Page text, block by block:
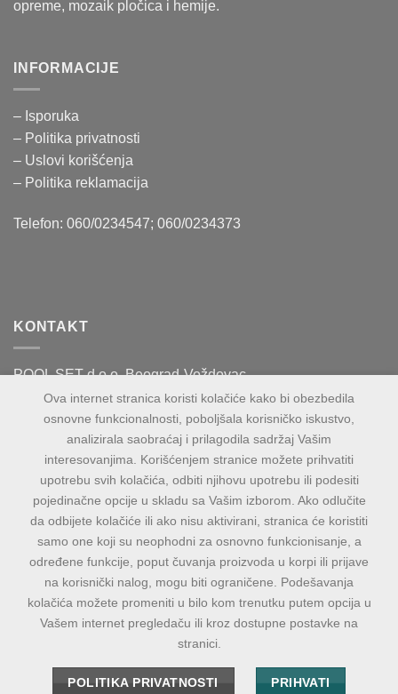
opreme, mozaik pločica i hemije.
INFORMACIJE
– Isporuka
– Politika privatnosti
– Uslovi korišćenja
– Politika reklamacija
Telefon: 060/0234547; 060/0234373
KONTAKT
POOL SET d.o.o. Beograd-Voždovac
Vase Čarapića 60
PIB:109943100
MB:21271853
Maloprodaja
Paunova 24, TC Banjica, Beograd
suteren, lokal 038
Prihvatamo sve validno prezentovane platne kartice: MasterCard,
Maestro, Visa i DinaCard
Izrada web prodavnice: SAJT19
Ova internet stranica koristi kolačiće kako bi obezbedila
osnovne funkcionalnosti, poboljšala korisničko iskustvo,
analizirala saobraćaj i prilagodila sadržaj Vašim
interesovanjima. Korišćenjem stranice možete prihvatiti
upotrebu svih kolačića, odbiti njihovu upotrebu ili podesiti
pojedinačne opcije u skladu sa Vašim izborom. Ako odlučite
da odbijete kolačiće ili ako nisu aktivirani, stranica će koristiti
samo one koji su neophodni za osnovno funkcionisanje, a
određene funkcije, poput čuvanja proizvoda u korpi ili prijave
na korisnički nalog, mogu biti ograničene. Podešavanja
kolačića možete promeniti u bilo kom trenutku putem opcija u
Vašem internet pregledaču ili kroz dostupne postavke na
stranici.
POLITIKA PRIVATNOSTI PRIHVATI